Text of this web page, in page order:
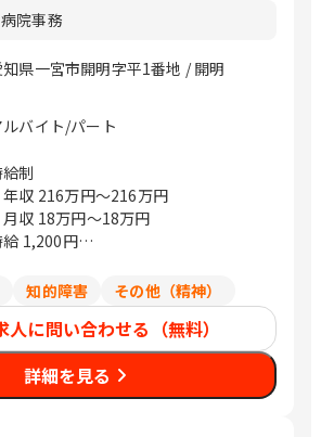
病院事務
知県一宮市開明字平1番地 / 開明
ルバイト/パート
制
年収 216万円〜216万円
月収 18万円〜18万円
1,200円
円～180,000円
円×7.5時間/日×週5日勤務×4週
計算額となります。
知的障害 その他（精神）
人に問い合わせる（無料）
詳細を見る